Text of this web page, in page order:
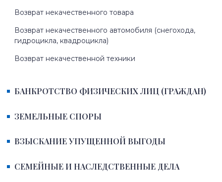
Возврат некачественного товара
Возврат некачественного автомобиля (снегохода,
гидроцикла, квадроцикла)
Возврат некачественной техники
БАНКРОТСТВО ФИЗИЧЕСКИХ ЛИЦ (ГРАЖДАН)
ЗЕМЕЛЬНЫЕ СПОРЫ
ВЗЫСКАНИЕ УПУЩЕННОЙ ВЫГОДЫ
СЕМЕЙНЫЕ И НАСЛЕДСТВЕННЫЕ ДЕЛА